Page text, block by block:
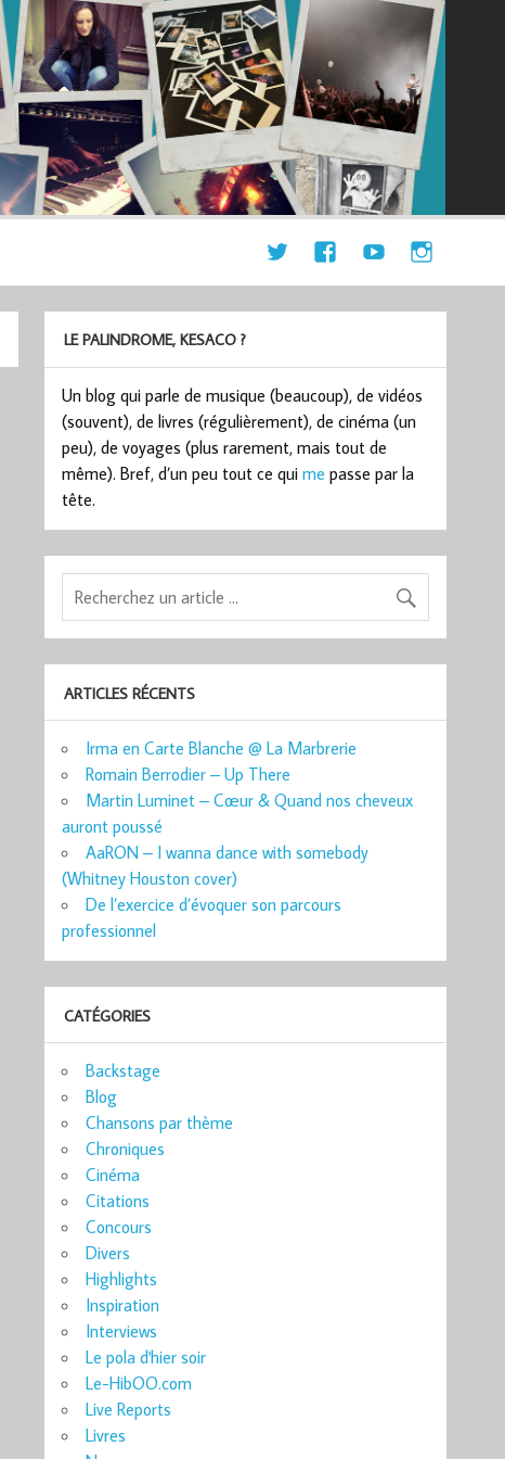
LE PALINDROME, KESACO ?
Un blog qui parle de musique (beaucoup), de vidéos
(souvent), de livres (régulièrement), de cinéma (un
peu), de voyages (plus rarement, mais tout de
même). Bref, d’un peu tout ce quime passe par la
tête.
ARTICLES RÉCENTS
Irma en Carte Blanche @ La Marbrerie
Romain Berrodier – Up There
Martin Luminet – Cœur & Quand nos cheveux
auront poussé
AaRON – I wanna dance with somebody
(Whitney Houston cover)
De l’exercice d’évoquer son parcours
professionnel
CATÉGORIES
Backstage
Blog
Chansons par thème
Chroniques
Cinéma
Citations
Concours
Divers
Highlights
Inspiration
Interviews
Le pola d'hier soir
Le-HibOO.com
Live Reports
Livres